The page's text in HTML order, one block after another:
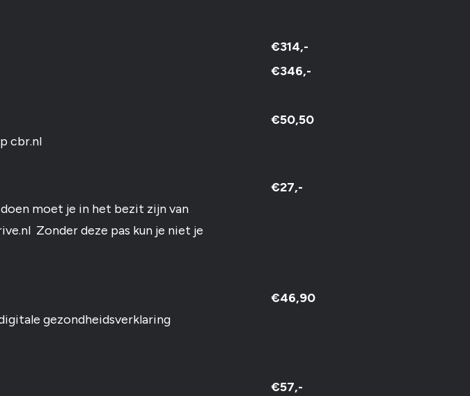
€314,-
€346,-
cbr.nl
€50,50
moet je in het bezit zijn van
Zonder deze pas kun je niet je
€27,-
gezondheidsverklaring
€46,90
€57,-